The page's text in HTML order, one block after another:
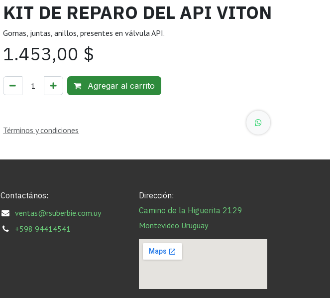
KIT DE REPARO DEL API VITON
Gomas, juntas, anillos, presentes en válvula API.
1.453,00 $
Agregar al carrito
Términos y condiciones
Contactános:
ventas@rsuberbie.com.uy
+598 94414541
Dirección:
Camino de la Higuerita 2129
Montevideo Uruguay